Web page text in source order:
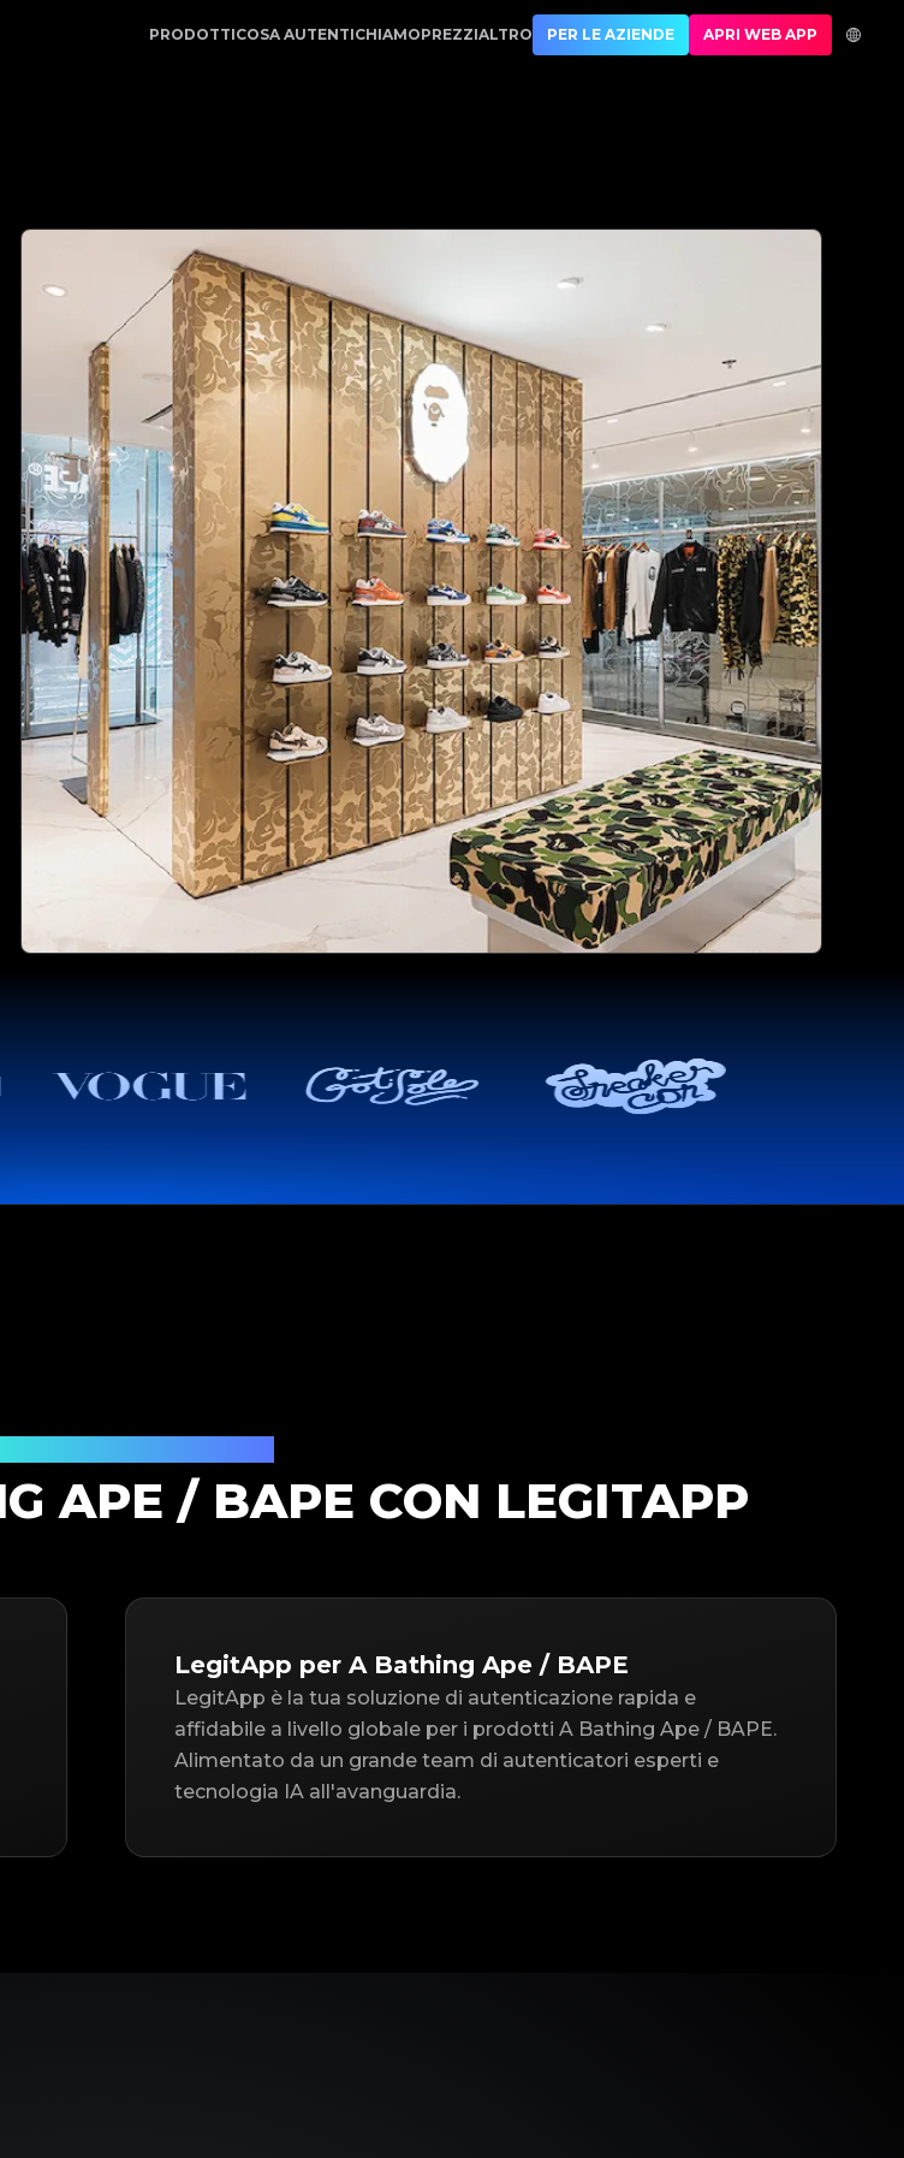
partner di fiducia nell'autenticazione di lusso | No.1 Best Authentication
PRODOTTICOSA AUTENTICHIAMOPREZZIALTRO PER LE AZIENDE APRI WEB APP
APE / BAPE CON LEGITAPP
LegitApp per A Bathing Ape / BAPE
LegitApp è la tua soluzione di autenticazione rapida e
affidabile a livello globale per i prodotti A Bathing Ape / BAPE.
Alimentato da un grande team di autenticatori esperti e
tecnologia IA all'avanguardia.